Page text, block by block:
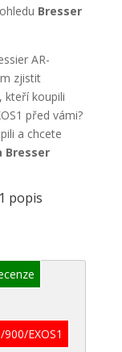
Bresser
AR-
zjistit
kteří koupili
před vámi?
a chcete
Bresser
popis
EXOS1